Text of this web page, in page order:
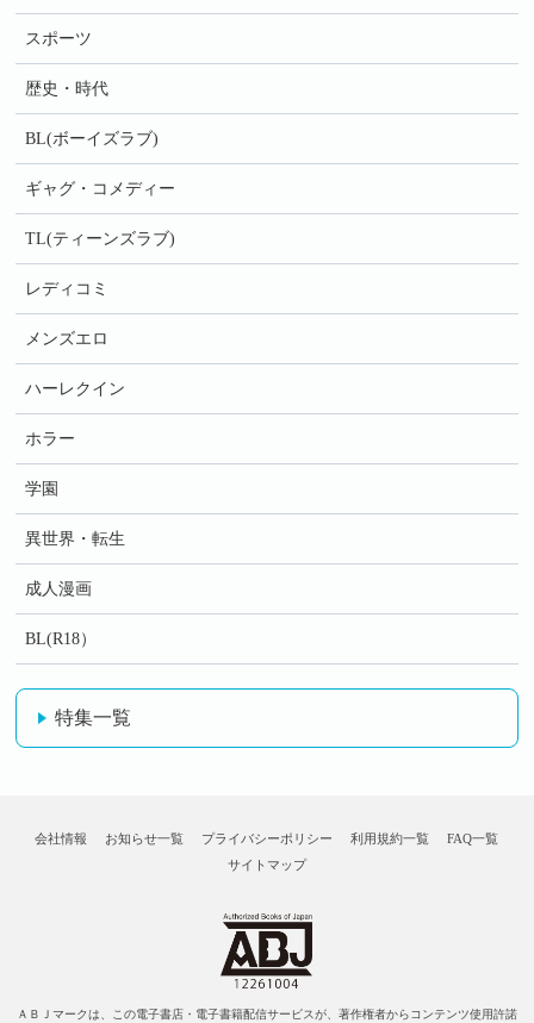
スポーツ
歴史・時代
BL(ボーイズラブ)
ギャグ・コメディー
TL(ティーンズラブ)
レディコミ
メンズエロ
ハーレクイン
ホラー
学園
異世界・転生
成人漫画
BL(R18）
特集一覧
会社情報 お知らせ一覧 プライバシーポリシー 利用規約一覧
FAQ一覧
サイトマップ
ＡＢＪマークは、この電子書店・電子書籍配信サービスが、著作権者からコンテンツ使用許諾